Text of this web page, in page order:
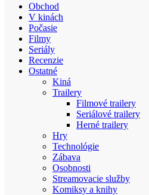
Obchod
V kinách
Počasie
Filmy
Seriály
Recenzie
Ostatné
Kiná
Trailery
Filmové trailery
Seriálové trailery
Herné trailery
Hry
Technológie
Zábava
Osobnosti
Streamovacie služby
Komiksy a knihy